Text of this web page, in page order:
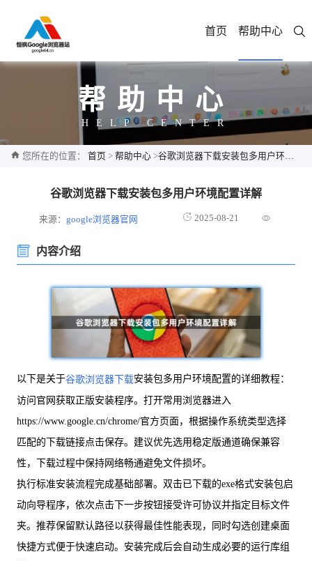
首页 帮助中心
帮助中心
HELP CENTER
您所在的位置： 首页 > 帮助中心 >谷歌浏览器下载安装包多用户环境配置详解
谷歌浏览器下载安装包多用户环境配置详解
来源：google浏览器官网 2025-08-21
内容介绍
以下是关于谷歌浏览器下载安装包多用户环境配置的详细教程：
访问官网获取正版安装程序。打开常用浏览器进入
https://www.google.cn/chrome/官方页面，根据操作系统类型选择
匹配的下载链接点击保存。建议优先选用稳定版通道确保兼容
性，下载过程中保持网络畅通避免文件损坏。
执行标准安装流程完成基础部署。双击已下载的exe格式安装包启
动向导程序，依次点击下一步按钮接受许可协议并指定目标文件
夹。推荐保留默认路径以获得最佳性能表现，同时勾选创建桌面
快捷方式便于快速启动。安装完成后会自动生成必要的运行库组